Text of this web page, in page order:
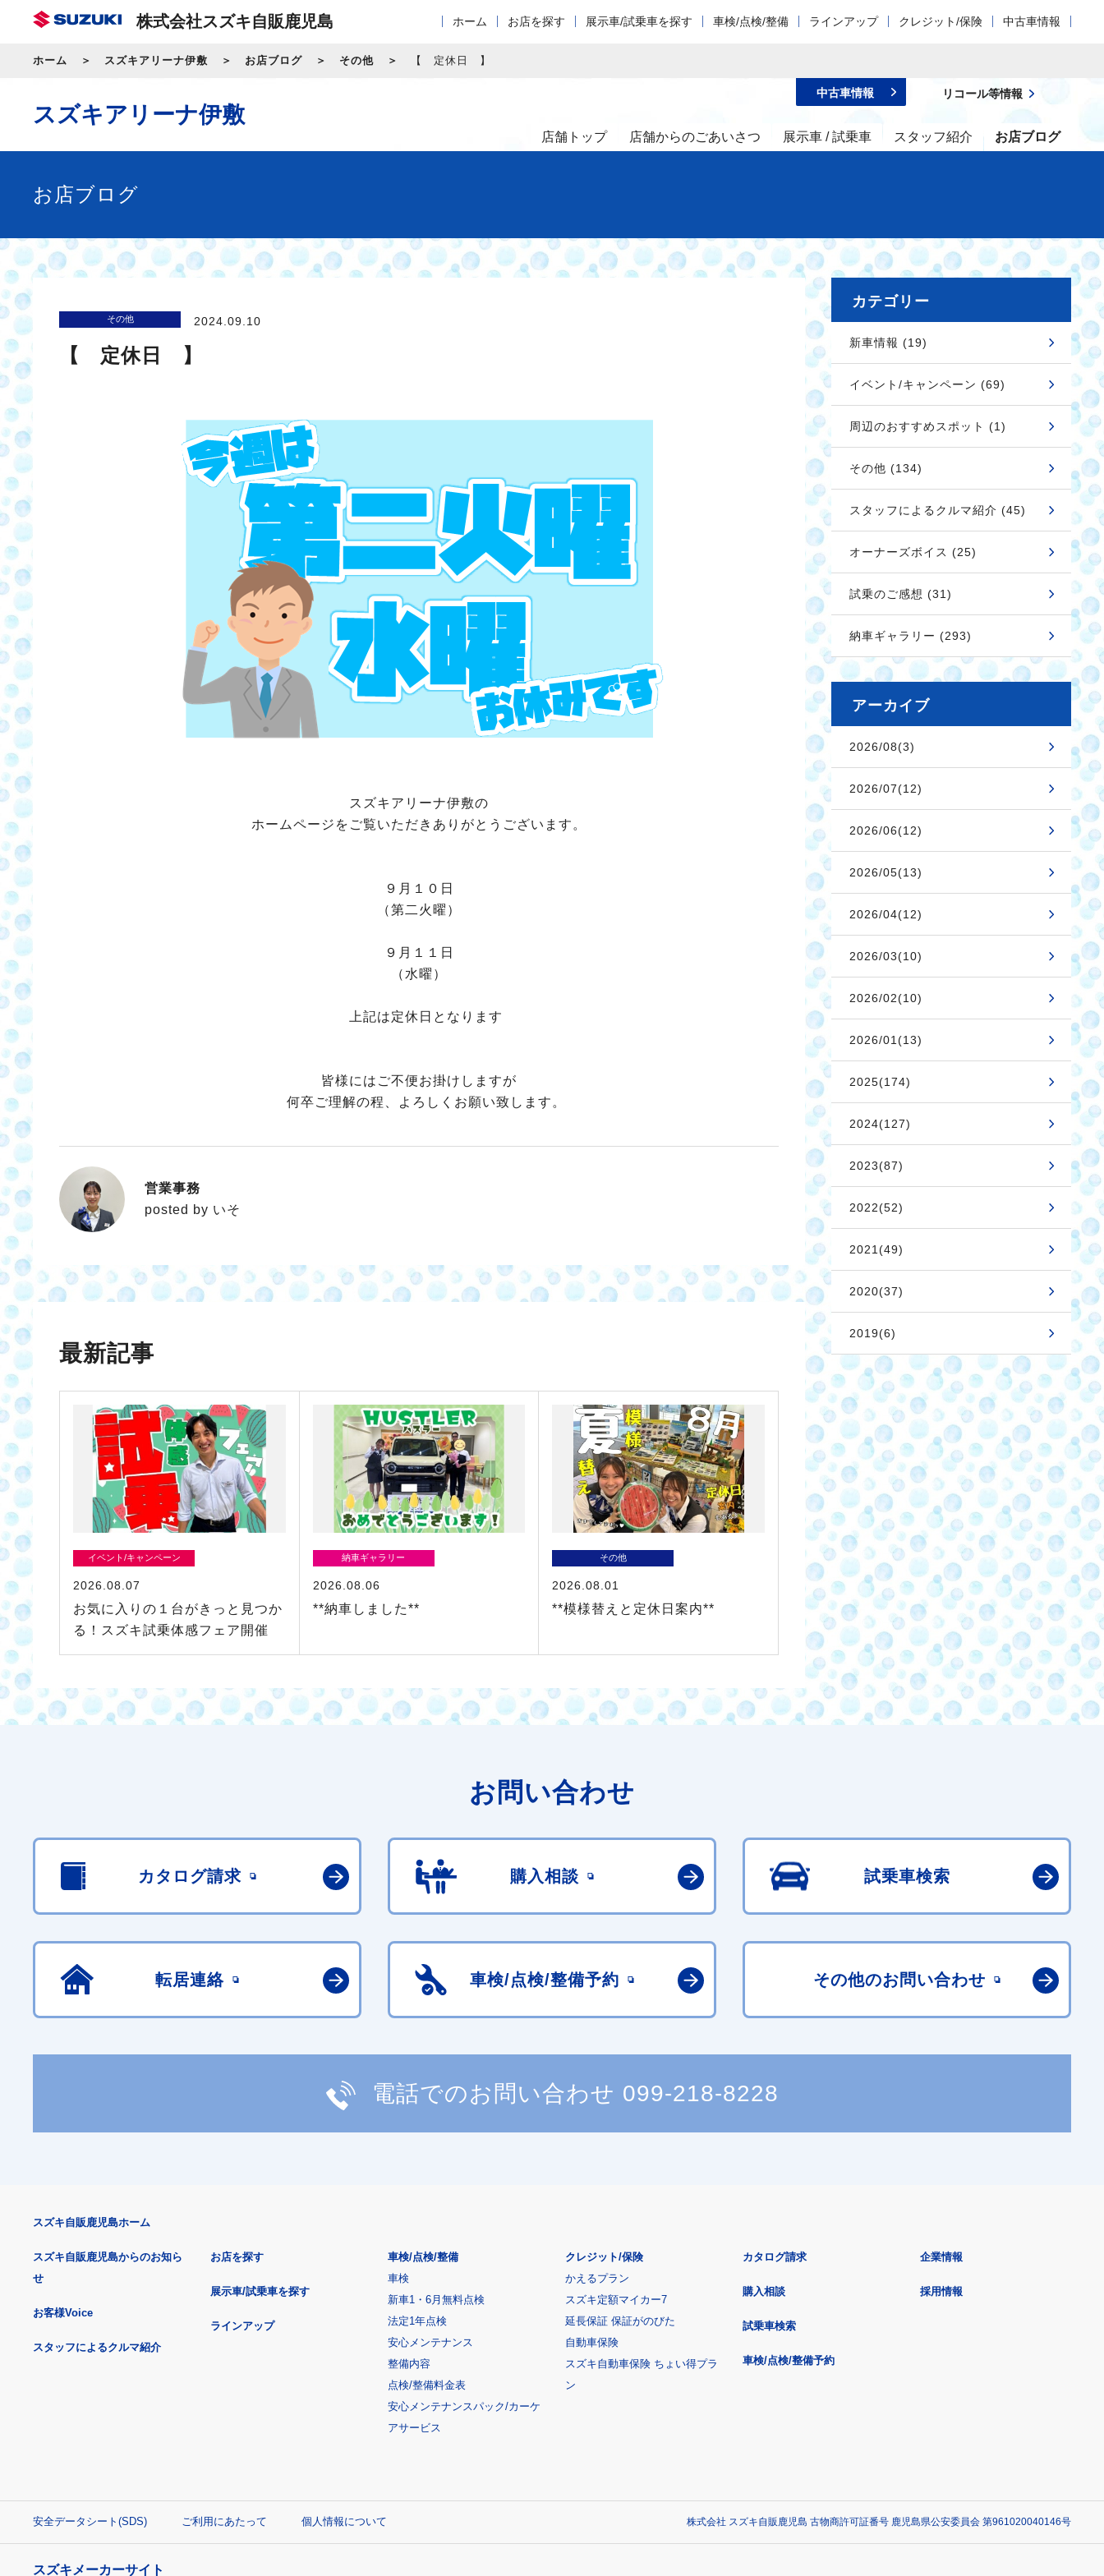
株式会社スズキ自販鹿児島 ホーム お店を探す 展示車/試乗車を探す 車検/点検/整備 ラインアップ クレジット/保険 中古車情報
ホーム スズキアリーナ伊敷 お店ブログ その他 【 定休日 】
スズキアリーナ伊敷
店舗トップ 店舗からのごあいさつ 展示車 / 試乗車 スタッフ紹介 お店ブログ
中古車情報 リコール等情報
お店ブログ
その他 2024.09.10
【 定休日 】
スズキアリーナ伊敷の
ホームページをご覧いただきありがとうございます。
９月１０日
（第二火曜）
９月１１日
（水曜）
上記は定休日となります
皆様にはご不便お掛けしますが
何卒ご理解の程、よろしくお願い致します。
いそ
営業事務
posted by いそ
最新記事
イベント/キャンペーン
2026.08.07
お気に入りの１台がきっと見つか
る！スズキ試乗体感フェア開催
納車ギャラリー
2026.08.06
**納車しました**
その他
2026.08.01
**模様替えと定休日案内**
カテゴリー
新車情報 (19)
イベント/キャンペーン (69)
周辺のおすすめスポット (1)
その他 (134)
スタッフによるクルマ紹介 (45)
オーナーズボイス (25)
試乗のご感想 (31)
納車ギャラリー (293)
アーカイブ
2026/08(3)
2026/07(12)
2026/06(12)
2026/05(13)
2026/04(12)
2026/03(10)
2026/02(10)
2026/01(13)
2025(174)
2024(127)
2023(87)
2022(52)
2021(49)
2020(37)
2019(6)
お問い合わせ
カタログ請求 購入相談 試乗車検索
転居連絡 車検/点検/整備予約 その他のお問い合わせ
電話でのお問い合わせ 099-218-8228
スズキ自販鹿児島ホーム
スズキ自販鹿児島からのお知ら
せ
お客様Voice
スタッフによるクルマ紹介
お店を探す
展示車/試乗車を探す
ラインアップ
車検/点検/整備
車検
新車1・6月無料点検
法定1年点検
安心メンテナンス
整備内容
点検/整備料金表
安心メンテナンスパック/カーケ
アサービス
クレジット/保険
かえるプラン
スズキ定額マイカー7
延長保証 保証がのびた
自動車保険
スズキ自動車保険 ちょい得プラ
ン
カタログ請求
購入相談
試乗車検索
車検/点検/整備予約
企業情報
採用情報
安全データシート(SDS) ご利用にあたって 個人情報について 株式会社 スズキ自販鹿児島 古物商許可証番号 鹿児島県公安委員会 第961020040146号
スズキメーカーサイト